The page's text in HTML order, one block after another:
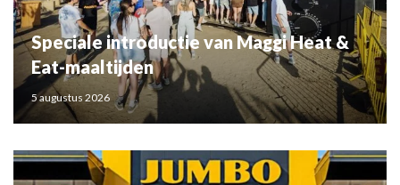
Speciale introductie van Maggi Heat &
Eat-maaltijden
5 augustus 2026